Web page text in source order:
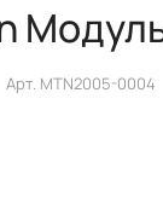
Арт. MTN2005-0004